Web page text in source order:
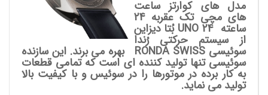
مدل های کوارتز ساعت
های مچی تک عقربه 24
ساعته UNO 24 بُتا دیزاین
از سیستم حرکتی رُندا
سوئیسی RONDA SWISS بهره می برند. این سازنده
سوئیسی تنها تولید کننده ای است که تمامی قطعات
به کار برده در موتورها را در سوئیس و با کیفیت بالا
تولید می نماید.